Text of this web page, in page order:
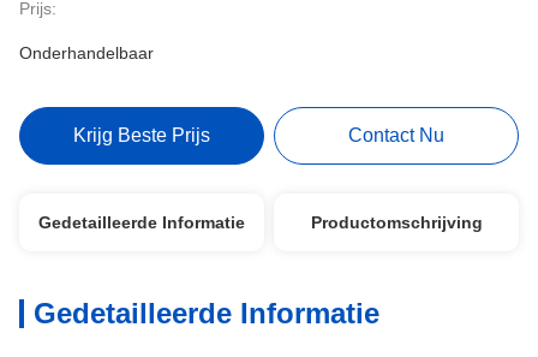
Prijs:
Onderhandelbaar
Krijg Beste Prijs Contact Nu
Gedetailleerde Informatie Productomschrijving
Gedetailleerde Informatie